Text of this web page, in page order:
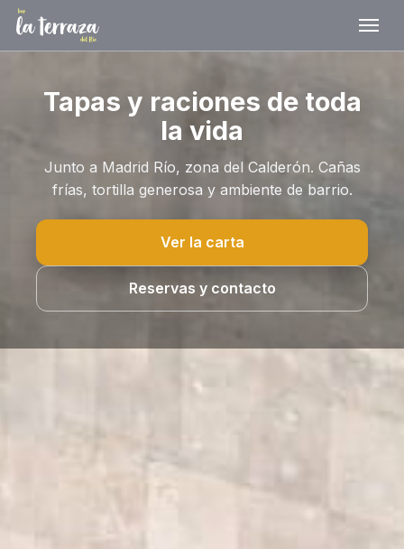
Tapas y raciones de toda
la vida
Junto a Madrid Río, zona del Calderón. Cañas
frías, tortilla generosa y ambiente de barrio.
Ver la carta
Reservas y contacto